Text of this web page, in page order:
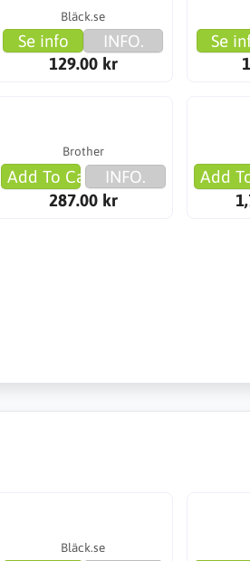
Bläck.se
Se info
INFO.
129.00 kr
Se
Brother
Add To Cart
INFO.
287.00 kr
Add
Bläck.se